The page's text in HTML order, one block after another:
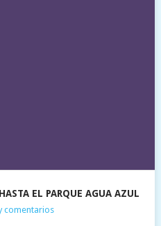
EL PARQUE AGUA AZUL
comentarios